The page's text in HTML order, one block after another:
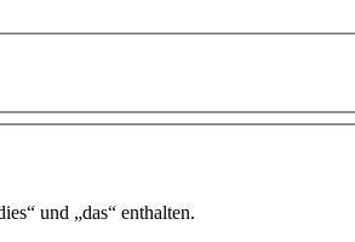
und „das“ enthalten.